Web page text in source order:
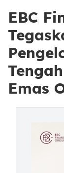
EBC
Emas